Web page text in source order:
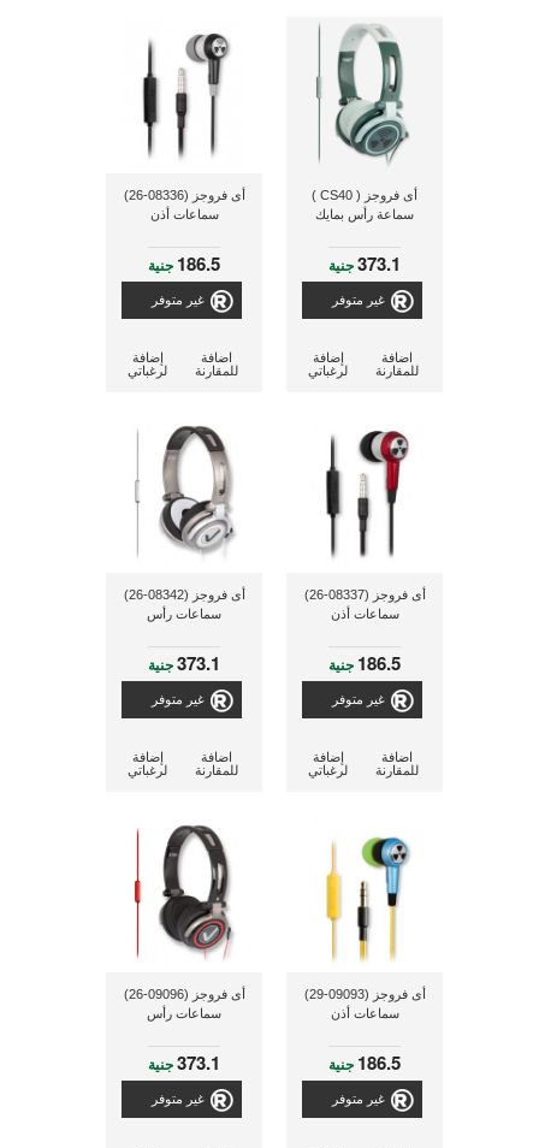
أى فروجز ( CS40 )
سماعة رأس بمايك
373.1جنية
غير متوفر
إضافة
لرغباتي
اضافة
للمقارنة
أى فروجز (08336-26)
سماعات أذن
186.5 جنية
غير متوفر
إضافة
لرغباتي
اضافة
للمقارنة
أى فروجز (08337-26)
سماعات أذن
186.5 جنية
غير متوفر
إضافة
لرغباتي
اضافة
للمقارنة
أى فروجز (08342-26)
سماعات رأس
373.1جنية
غير متوفر
إضافة
لرغباتي
اضافة
للمقارنة
أى فروجز (09093-29)
سماعات أذن
186.5 جنية
غير متوفر
أى فروجز (09096-26)
سماعات رأس
373.1جنية
غير متوفر